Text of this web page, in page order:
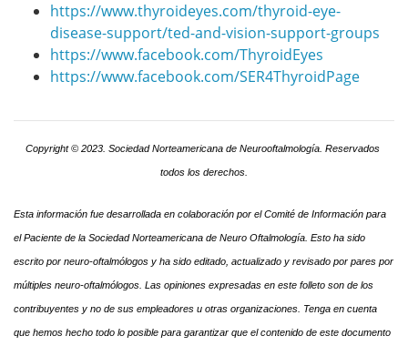
https://www.thyroideyes.com/thyroid-eye-
disease-support/ted-and-vision-support-groups
https://www.facebook.com/ThyroidEyes
https://www.facebook.com/SER4ThyroidPage
Copyright © 2023. Sociedad Norteamericana de Neurooftalmología. Reservados
todos los derechos.
Esta información fue desarrollada en colaboración por el Comité de Información para
el Paciente de la Sociedad Norteamericana de Neuro Oftalmología. Esto ha sido
escrito por neuro-oftalmólogos y ha sido editado, actualizado y revisado por pares por
múltiples neuro-oftalmólogos. Las opiniones expresadas en este folleto son de los
contribuyentes y no de sus empleadores u otras organizaciones. Tenga en cuenta
que hemos hecho todo lo posible para garantizar que el contenido de este documento